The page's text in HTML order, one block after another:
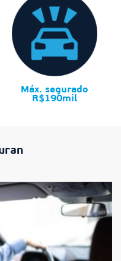
Máx. segurado
R$190mil